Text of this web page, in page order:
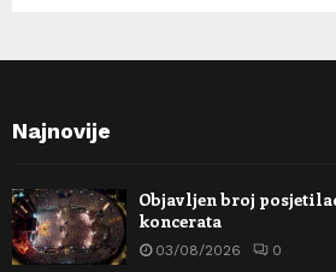
Najnovije
Objavljen broj
koncerata
03/08/2026 0